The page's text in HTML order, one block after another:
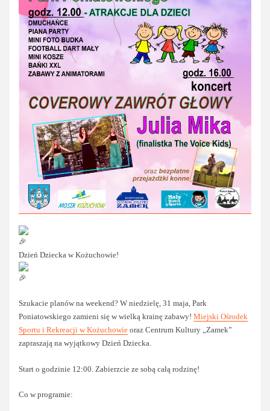
Dzień Dziecka w Kożuchowie!
Szukacie planów na weekend? W niedzielę, 31 maja, Park
Poniatowskiego zamieni się w wielką krainę zabawy!Miejski Ośrodek
Sportu i Rekreacji w Kożuchowie oraz Centrum Kultury „Zamek”
zapraszają na wyjątkowy Dzień Dziecka.
Start o godzinie 12:00. Zabierzcie ze sobą całą rodzinę!
Co w programie: